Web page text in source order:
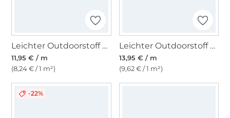
Leichter Outdoorstoff Panama Uni, dunkelgrün
11,95 € / m
(8,24 € / 1 m²)
Leichter Outdoorstoff Melanie, jeansblau meliert
13,95 € / m
(9,62 € / 1 m²)
-22%